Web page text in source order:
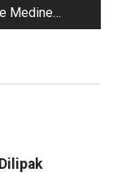
Medine:
Dilipak